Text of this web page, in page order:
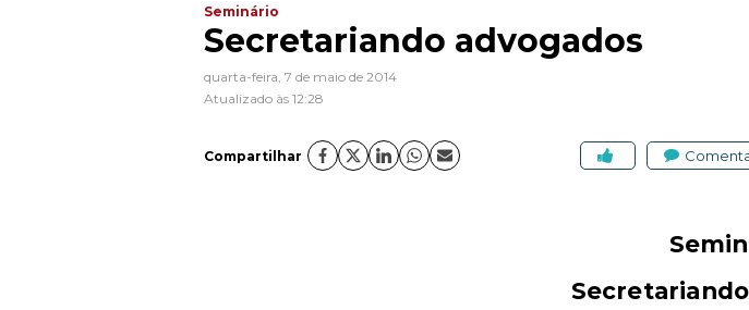
Seminário
Secretariando advogados
quarta-feira, 7 de maio de 2014
Atualizado às 12:28
Compartilhar